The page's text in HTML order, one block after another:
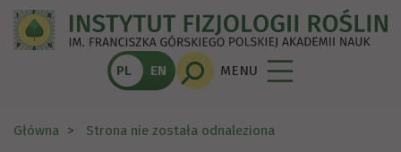
PL EN MENU
Główna Strona nie została odnaleziona